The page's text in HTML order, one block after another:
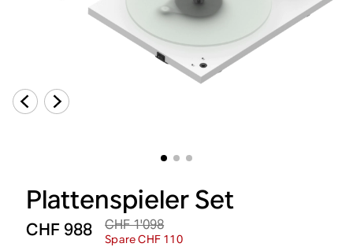
Plattenspieler Set
CHF 988 CHF 1'098
Spare CHF 110